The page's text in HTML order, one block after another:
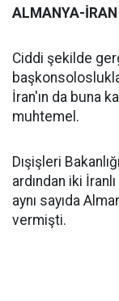
ALMANYA-İRAN
Ciddi şekilde
İran'ın da buna
muhtemel.
Dışişleri
ardından iki
aynı sayıda
vermişti.